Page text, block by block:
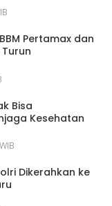
Pertamax dan
Bisa
Kesehatan
Dikerahkan ke